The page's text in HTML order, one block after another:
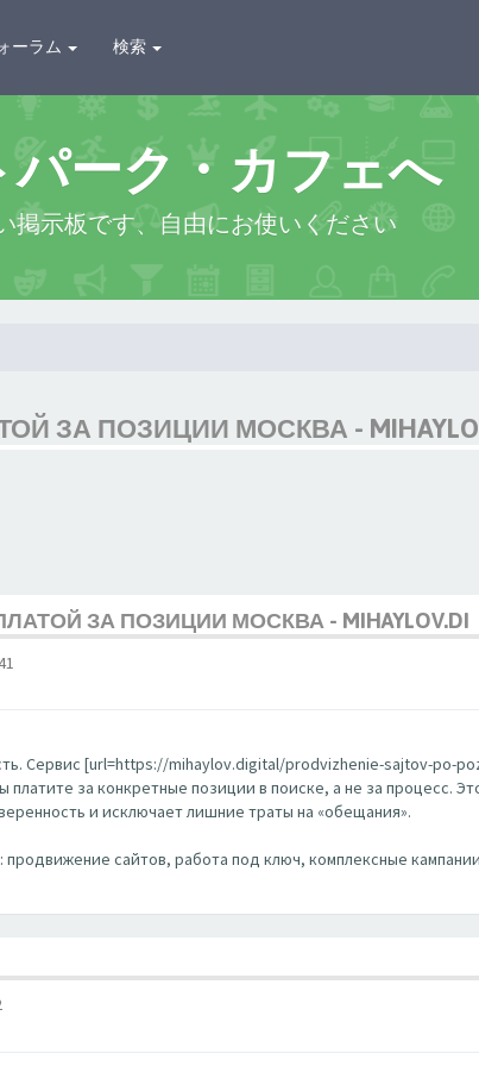
ーラム 検索
ーク・カフェへ
掲示板です、自由にお使いください
ЗА ПОЗИЦИИ МОСКВА -
ЗА ПОЗИЦИИ МОСКВА - MIHAYLOV.DI
Сервис [url=https://mihaylov.digital/prodvizhenie-sajtov-po-
платите за конкретные позиции в поиске, а не за процесс.
и исключает лишние траты на «обещания».
продвижение сайтов, работа под ключ, комплексные